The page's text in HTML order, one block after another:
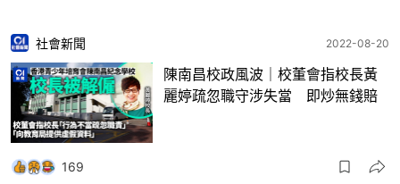
社會新聞 2022-08-20
陳南昌校政風波｜校董會指校長黃
麗婷疏忽職守涉失當 即炒無錢賠
169